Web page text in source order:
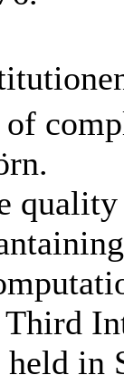
of
held